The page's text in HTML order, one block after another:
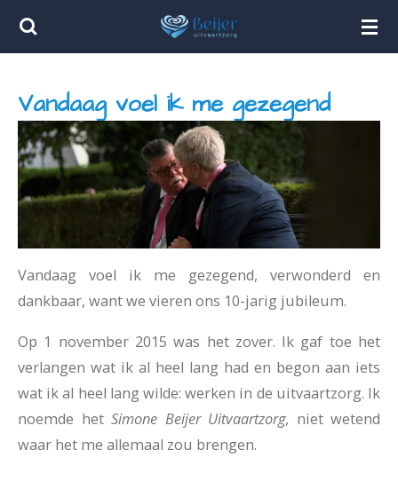
Ga
de
hoofdinhoud
Vandaag voel ik me gezegend
Vandaag voel ik me gezegend, verwonderd en
dankbaar, want we vieren ons 10-jarig jubileum.
Op 1 november 2015 was het zover. Ik gaf toe het
verlangen wat ik al heel lang had en begon aan iets
wat ik al heel lang wilde: werken in de uitvaartzorg. Ik
noemde het Simone Beijer Uitvaartzorg, niet wetend
waar het me allemaal zou brengen.